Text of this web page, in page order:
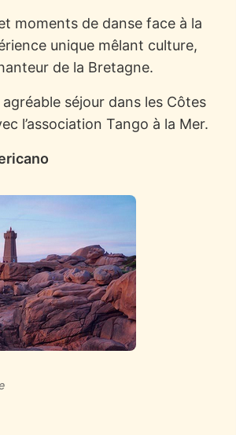
moments de danse face à la
unique mêlant culture,
de la Bretagne.
séjour dans les Côtes
l’association Tango à la Mer.